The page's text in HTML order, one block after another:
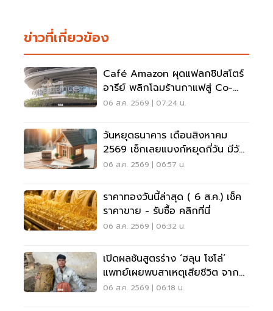
ข่าวที่เกี่ยวข้อง
Café Amazon ผุดแฟลกชิปสโตร์
อารีย์ พลิกโฉมร้านกาแฟสู่ Co-
Working Space ครบวงจร
06 ส.ค. 2569 | 07:24 น.
วันหยุดธนาคาร เดือนสิงหาคม
2569 เช็กเลยแบงก์หยุดกี่วัน มีวัน
หยุดยาวไหม
06 ส.ค. 2569 | 06:57 น.
ราคาทองวันนี้ล่าสุด ( 6 ส.ค.) เช็ค
ราคาขาย - รับซื้อ คลิกที่นี่
06 ส.ค. 2569 | 06:32 น.
เปิดผลชันสูตรร่าง ‘ฮลุน โซโล่’
แพทย์เผยพบสาเหตุเสียชีวิต จาก
ระบบหัวใจล้มเหลว
06 ส.ค. 2569 | 06:18 น.